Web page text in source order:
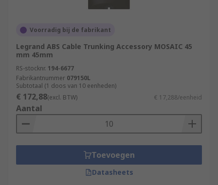
Voorradig bij de fabrikant
Legrand ABS Cable Trunking Accessory MOSAIC 45
mm 45mm
RS-stocknr. 194-6677
Fabrikantnummer 079150L
Subtotaal (1 doos van 10 eenheden)
€ 172,88(excl. BTW) € 17,288/eenheid
Aantal
Toevoegen
Datasheets